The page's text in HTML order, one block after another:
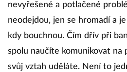
nevyřešené a potlačené
neodejdou, jen se hromadí a
kdy bouchnou. Čím dřív při
spolu naučíte komunikovat na
svůj vztah uděláte. Není to